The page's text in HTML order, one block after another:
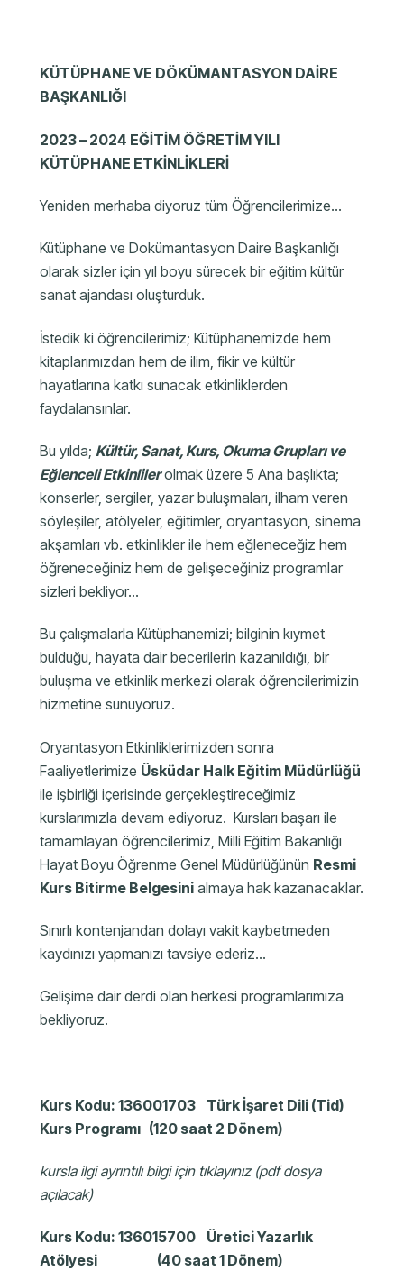
KÜTÜPHANE VE DÖKÜMANTASYON DAİRE
BAŞKANLIĞI
2023 – 2024 EĞİTİM ÖĞRETİM YILI
KÜTÜPHANE ETKİNLİKLERİ
Yeniden merhaba diyoruz tüm Öğrencilerimize…
Kütüphane ve Dokümantasyon Daire Başkanlığı
olarak sizler için yıl boyu sürecek bir eğitim kültür
sanat ajandası oluşturduk.
İstedik ki öğrencilerimiz; Kütüphanemizde hem
kitaplarımızdan hem de ilim, fikir ve kültür
hayatlarına katkı sunacak etkinliklerden
faydalansınlar.
Bu yılda; Kültür, Sanat, Kurs, Okuma Grupları ve
Eğlenceli Etkinlilerolmak üzere 5 Ana başlıkta;
konserler, sergiler, yazar buluşmaları, ilham veren
söyleşiler, atölyeler, eğitimler, oryantasyon, sinema
akşamları vb. etkinlikler ile hem eğleneceğiz hem
öğreneceğiniz hem de gelişeceğiniz programlar
sizleri bekliyor…
Bu çalışmalarla Kütüphanemizi; bilginin kıymet
bulduğu, hayata dair becerilerin kazanıldığı, bir
buluşma ve etkinlik merkezi olarak öğrencilerimizin
hizmetine sunuyoruz.
Oryantasyon Etkinliklerimizden sonra
Faaliyetlerimize Üsküdar Halk Eğitim Müdürlüğü
ile işbirliği içerisinde gerçekleştireceğimiz
kurslarımızla devam ediyoruz. Kursları başarı ile
tamamlayan öğrencilerimiz, Milli Eğitim Bakanlığı
Hayat Boyu Öğrenme Genel Müdürlüğünün Resmi
Kurs Bitirme Belgesini almaya hak kazanacaklar.
Sınırlı kontenjandan dolayı vakit kaybetmeden
kaydınızı yapmanızı tavsiye ederiz…
Gelişime dair derdi olan herkesi programlarımıza
bekliyoruz.
Kurs Kodu: 136001703 Türk İşaret Dili (Tid)
Kurs Programı (120 saat 2 Dönem)
kursla ilgi ayrıntılı bilgi için tıklayınız (pdf dosya
açılacak)
Kurs Kodu: 136015700 Üretici Yazarlık
Atölyesi (40 saat 1 Dönem)